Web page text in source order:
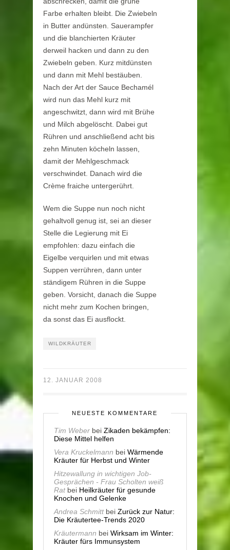
Farbe erhalten bleibt. Die Zwiebeln
in Butter andünsten. Sauerampfer
und die blanchierten Kräuter
derweil hacken und dann zu den
Zwiebeln geben. Kurz mitdünsten
und dann mit Mehl bestäuben.
Nach der Art der Sauce Bechamél
wird nun das Mehl kurz mit
angeschwitzt, dann wird mit Brühe
und Milch abgelöscht. Dabei gut
Rühren und anschließend acht bis
zehn Minuten köcheln lassen,
damit der Mehlgeschmack
verschwindet. Danach wird die
Crème fraiche untergerührt.
Wem die Suppe nun noch nicht
gehaltvoll genug ist, sei an dieser
Stelle die Legierung mit Ei
empfohlen: dazu einfach die
Eigelbe verquirlen und mit etwas
Suppen verrühren, dann unter
ständigem Rühren in die Suppe
geben. Vorsicht, danach die Suppe
nicht mehr zum Kochen bringen,
da sonst das Ei ausflockt.
WILDKRÄUTER
12. JANUAR 2008
NEUESTE KOMMENTARE
Tim Weber bei Zikaden bekämpfen:
Diese Mittel helfen
Vera Kruckelmann bei Wärmende
Kräuter für Herbst und Winter
Hitzewallung in wichtigen Job-
Gesprächen - Frau Scholten weiß
Ratbei Heilkräuter für gesunde
Knochen und Gelenke
Andrea Schmittbei Zurück zur Natur:
Die Kräutertee-Trends 2020
Kräutermann bei Wirksam im Winter:
Kräuter fürs Immunsystem